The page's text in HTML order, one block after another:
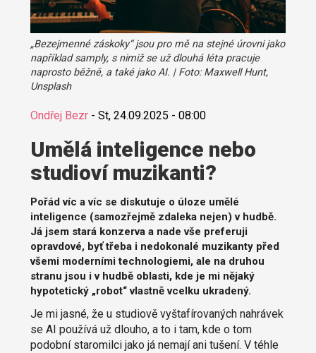
„Bezejmenné záskoky“ jsou pro mě na stejné úrovni jako
například samply, s nimiž se už dlouhá léta pracuje
naprosto běžně, a také jako AI. | Foto: Maxwell Hunt,
Unsplash
Ondřej Bezr- St, 24.09.2025 - 08:00
Umělá inteligence nebo
studioví muzikanti?
Pořád víc a víc se diskutuje o úloze umělé
inteligence (samozřejmě zdaleka nejen) v hudbě.
Já jsem stará konzerva a nade vše preferuji
opravdové, byť třeba i nedokonalé muzikanty před
všemi moderními technologiemi, ale na druhou
stranu jsou i v hudbě oblasti, kde je mi nějaký
hypotetický „robot“ vlastně vcelku ukradený.
Je mi jasné, že u studiově vyštafírovaných nahrávek
se AI používá už dlouho, a to i tam, kde o tom
podobní staromilci jako já nemají ani tušení. V téhle